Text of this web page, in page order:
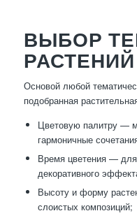
ВЫБОР
Основой любой
подобранная
Цветовую палитру —
гармоничные
Время цветения — для
декоративного
Высоту и форму
слоистых композиций;